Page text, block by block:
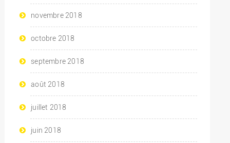
novembre 2018
octobre 2018
septembre 2018
août 2018
juillet 2018
juin 2018